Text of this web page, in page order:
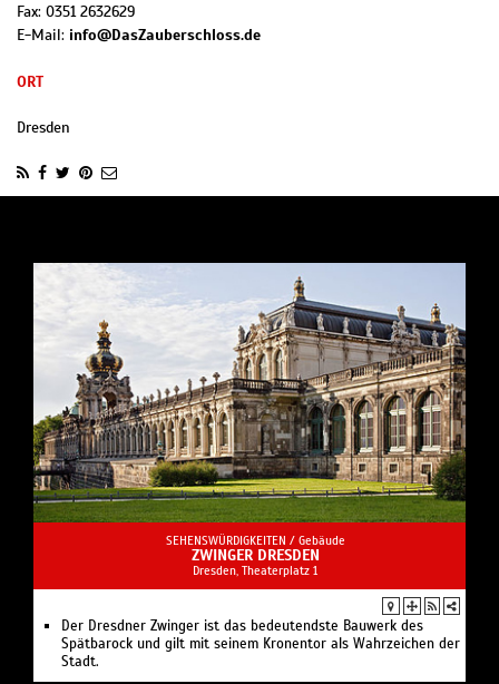
Fax: 0351 2632629
E-Mail: info@DasZauberschloss.de
ORT
Dresden
SEHENSWÜRDIGKEITEN / Gebäude
ZWINGER DRESDEN
Dresden, Theaterplatz 1
Der Dresdner Zwinger ist das bedeutendste Bauwerk des
Spätbarock und gilt mit seinem Kronentor als Wahrzeichen der
Stadt.